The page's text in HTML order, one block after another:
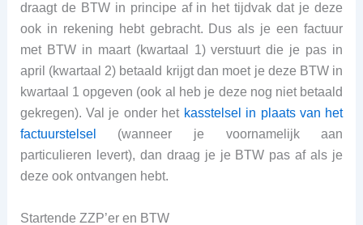
draagt de BTW in principe af in het tijdvak dat je deze
ook in rekening hebt gebracht. Dus als je een factuur
met BTW in maart (kwartaal 1) verstuurt die je pas in
april (kwartaal 2) betaald krijgt dan moet je deze BTW in
kwartaal 1 opgeven (ook al heb je deze nog niet betaald
gekregen). Val je onder het kasstelsel in plaats van het
factuurstelsel
(wanneer je voornamelijk aan
particulieren levert), dan draag je je BTW pas af als je
deze ook ontvangen hebt.
Startende ZZP’er en BTW